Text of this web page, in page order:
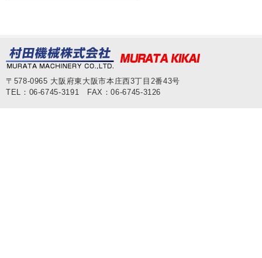
〒578-0965 大阪府東大阪市本庄西3丁目2番43号
TEL：06-6745-3191 FAX：06-6745-3126